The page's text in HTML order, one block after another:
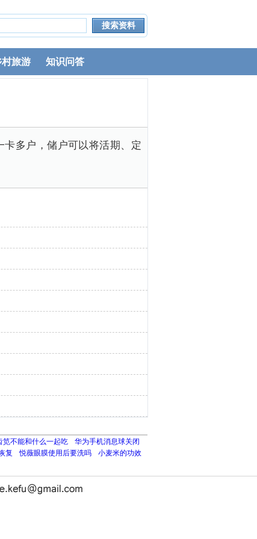
村旅游 知识问答
多户，储户可以将活期、定
笕不能和什么一起吃
华为手机消息球关闭
复 悦薇眼膜使用后要洗吗
小麦米的功效